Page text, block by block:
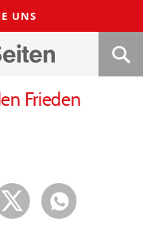
UNS
Frieden